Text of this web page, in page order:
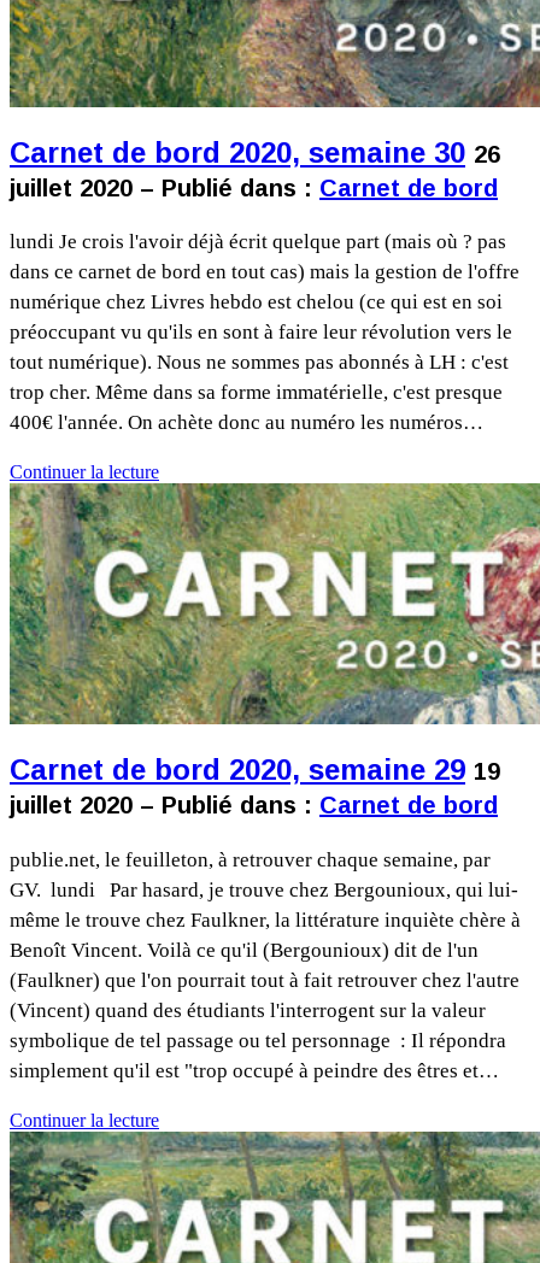
Carnet de bord 2020, semaine 30 26
juillet 2020 – Publié dans : Carnet de bord
lundi Je crois l'avoir déjà écrit quelque part (mais où ? pas
dans ce carnet de bord en tout cas) mais la gestion de l'offre
numérique chez Livres hebdo est chelou (ce qui est en soi
préoccupant vu qu'ils en sont à faire leur révolution vers le
tout numérique). Nous ne sommes pas abonnés à LH : c'est
trop cher. Même dans sa forme immatérielle, c'est presque
400€ l'année. On achète donc au numéro les numéros…
Continuer la lecture
Carnet de bord 2020, semaine 29 19
juillet 2020 – Publié dans : Carnet de bord
publie.net, le feuilleton, à retrouver chaque semaine, par
GV. lundi Par hasard, je trouve chez Bergounioux, qui lui-
même le trouve chez Faulkner, la littérature inquiète chère à
Benoît Vincent. Voilà ce qu'il (Bergounioux) dit de l'un
(Faulkner) que l'on pourrait tout à fait retrouver chez l'autre
(Vincent) quand des étudiants l'interrogent sur la valeur
symbolique de tel passage ou tel personnage : Il répondra
simplement qu'il est "trop occupé à peindre des êtres et…
Continuer la lecture